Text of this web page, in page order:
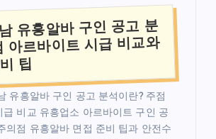
유흥알바 구인 공고 분
아르바이트 시급 비교와
팁
유흥알바 구인 공고 분석이란? 주점
급 비교 유흥업소 아르바이트 구인 공
의점 유흥알바 면접 준비 팁과 안전수